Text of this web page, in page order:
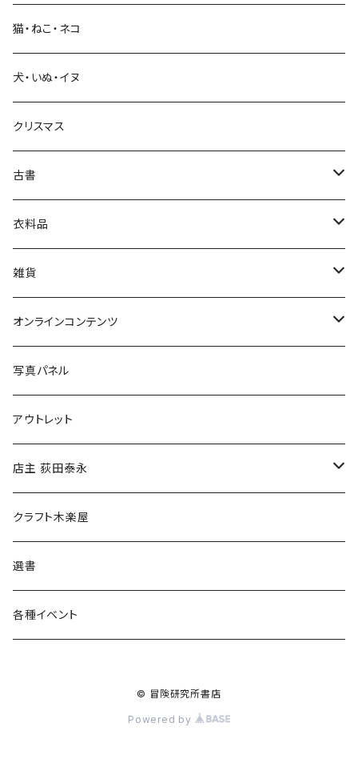
生活・暮らし
芸術・絵画・写真
絵本・児童書
娯楽・エンターテインメント
猫・ねこ・ネコ
犬・いぬ・イヌ
クリスマス
古書
古書セット
美術
衣料品
POLEWARDS
Tシャツ
雑貨
バッグ
ブックカバー
マグカップ
傘
食料品
その他
オンラインコンテンツ
冒険クロストーク
写真パネル
アウトレット
店主 荻田泰永
書籍
ウェア
クラフト木楽屋
選書
各種イベント
© 冒険研究所書店
Powered by